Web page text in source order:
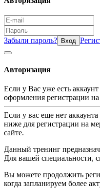
Забыли пароль? Вход
Авторизация
Если у Вас уже есть аккаунт
оформления регистрации
Если у вас еще нет
ниже для регистрации на
сайте.
Данный тренинг
Для вашей специальности,
Вы можете продолжить
когда запланируем более